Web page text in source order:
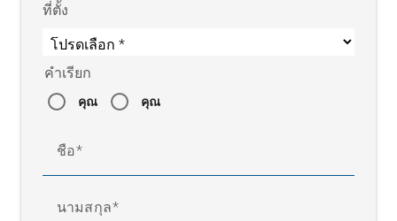
ที่ตั้ง
คำเรียก
คุณ คุณ
ชื่อ
นามสกุล